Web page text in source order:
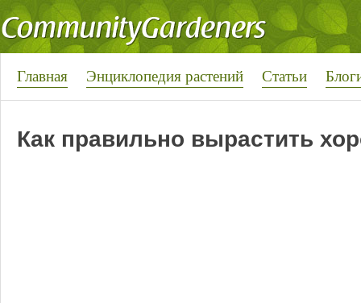
Главная Энциклопедия растений Статьи
Как правильно вырастить